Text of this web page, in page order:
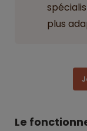
plus
Le